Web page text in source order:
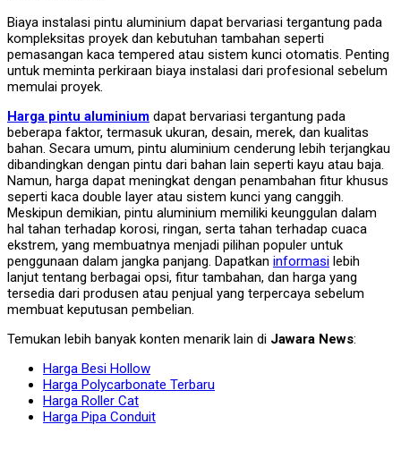
Biaya instalasi pintu aluminium dapat bervariasi tergantung pada
kompleksitas proyek dan kebutuhan tambahan seperti
pemasangan kaca tempered atau sistem kunci otomatis. Penting
untuk meminta perkiraan biaya instalasi dari profesional sebelum
memulai proyek.
Harga pintu aluminium dapat bervariasi tergantung pada
beberapa faktor, termasuk ukuran, desain, merek, dan kualitas
bahan. Secara umum, pintu aluminium cenderung lebih terjangkau
dibandingkan dengan pintu dari bahan lain seperti kayu atau baja.
Namun, harga dapat meningkat dengan penambahan fitur khusus
seperti kaca double layer atau sistem kunci yang canggih.
Meskipun demikian, pintu aluminium memiliki keunggulan dalam
hal tahan terhadap korosi, ringan, serta tahan terhadap cuaca
ekstrem, yang membuatnya menjadi pilihan populer untuk
penggunaan dalam jangka panjang. Dapatkan informasi lebih
lanjut tentang berbagai opsi, fitur tambahan, dan harga yang
tersedia dari produsen atau penjual yang terpercaya sebelum
membuat keputusan pembelian.
Temukan lebih banyak konten menarik lain di Jawara News:
Harga Besi Hollow
Harga Polycarbonate Terbaru
Harga Roller Cat
Harga Pipa Conduit